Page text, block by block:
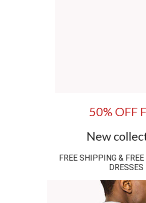
50% OFF
New
FREE SHIPPING &
DRESSES